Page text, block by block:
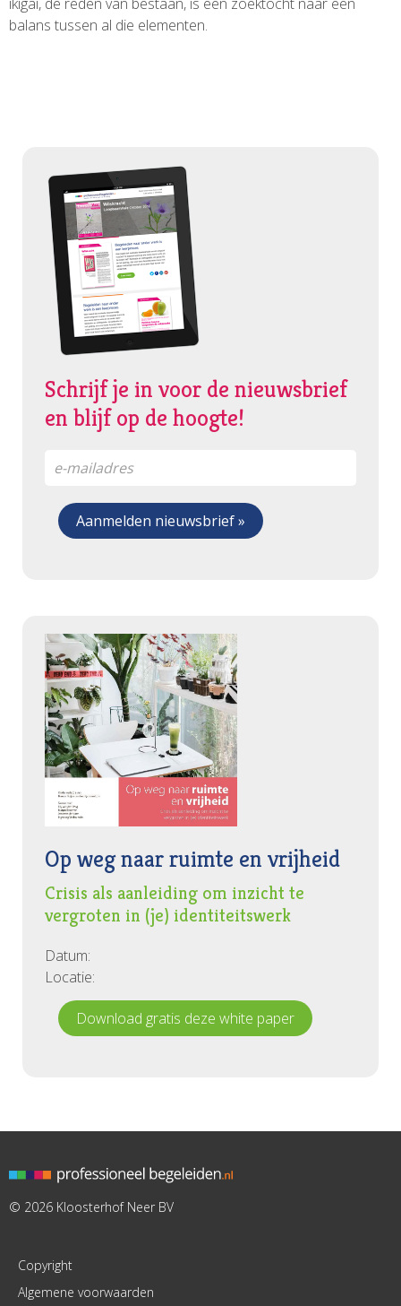
balans tussen al die elementen.
Schrijf je in voor de nieuwsbrief
en blijf op de hoogte!
Op weg naar ruimte en vrijheid
Crisis als aanleiding om inzicht te
vergroten in (je) identiteitswerk
Datum:
Locatie:
Download gratis deze white paper
© 2026 Kloosterhof Neer BV
Copyright
Algemene voorwaarden